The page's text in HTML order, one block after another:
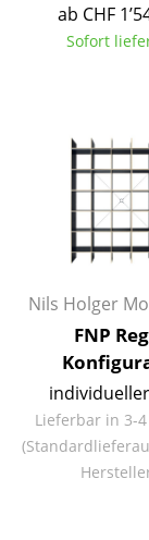
Einzelbetten
... alle
Accessoires
Uhren
Spiegel
Figuren &
Vasen
Tabletts
ab CHF
Sofort
Nils Holger
FNP
Lieferbar in 3-